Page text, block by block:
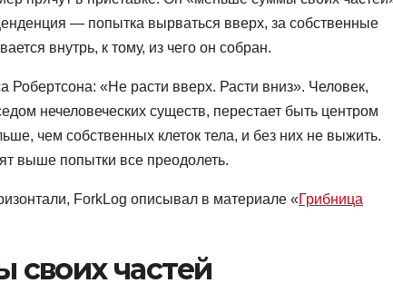
— попытка вырваться вверх, за собственные
внутрь, к тому, из чего он собран.
«Не расти вверх. Расти вниз». Человек,
нечеловеческих существ, перестает быть центром
чем собственных клеток тела, и без них не выжить.
выше попытки все преодолеть.
ForkLog описывал в материале «Грибница
частей